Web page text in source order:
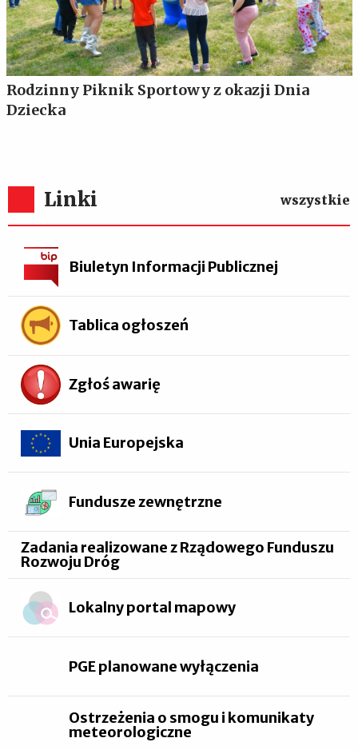
Rodzinny Piknik Sportowy z okazji Dnia
Dziecka
Linki wszystkie
Biuletyn Informacji Publicznej
Tablica ogłoszeń
Zgłoś awarię
Unia Europejska
Fundusze zewnętrzne
Zadania realizowane z Rządowego Funduszu
Rozwoju Dróg
Lokalny portal mapowy
PGE planowane wyłączenia
Ostrzeżenia o smogu i komunikaty
meteorologiczne